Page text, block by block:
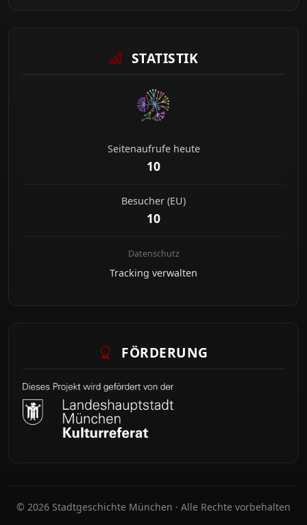
STATISTIK
Seitenaufrufe heute
10
Besucher (EU)
10
Datenschutz
Tracking verwalten
FÖRDERUNG
© 2026 Stadtgeschichte München · Alle Rechte vorbehalten